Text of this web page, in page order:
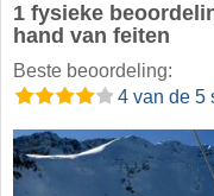
1 fysieke
hand van feiten
Beste beoordeling:
4 van de 5